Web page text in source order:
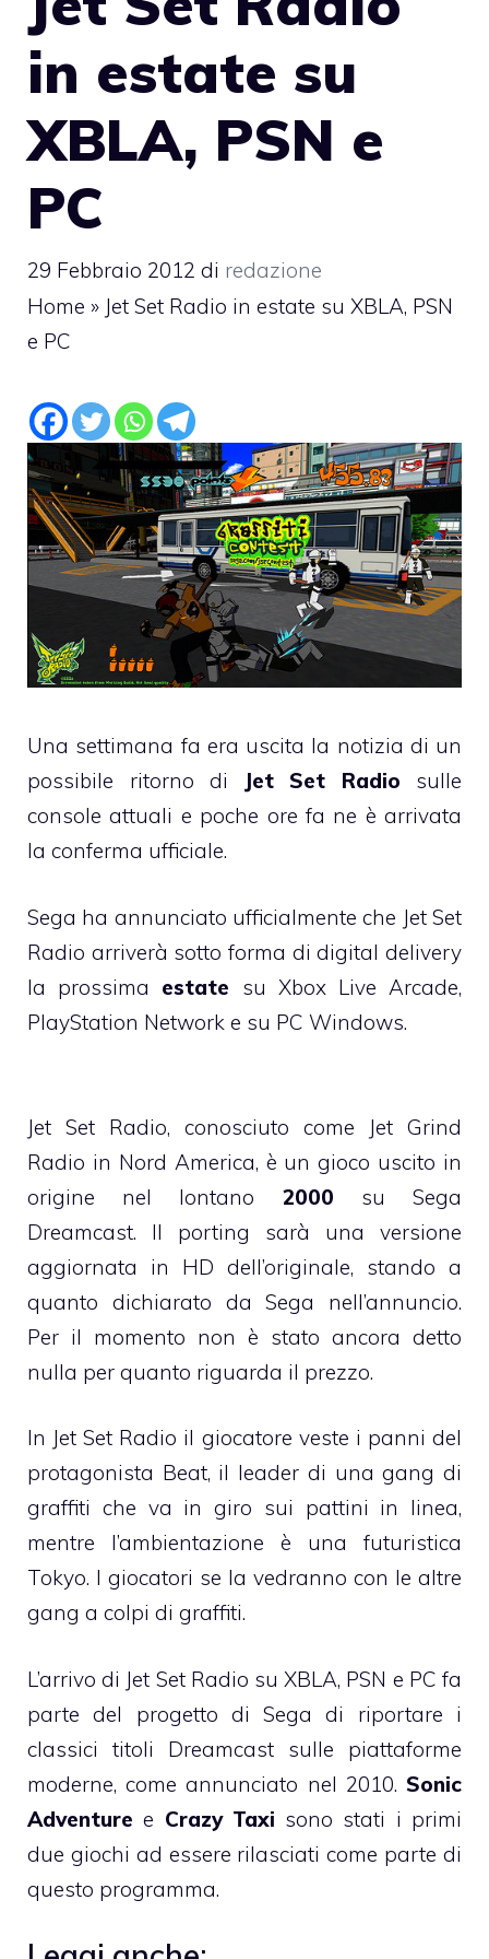
in estate su
XBLA, PSN e
PC
29 Febbraio 2012 di redazione
Home » Jet Set Radio in estate su XBLA, PSN
e PC
Una settimana fa era uscita la notizia di un
possibile ritorno di
Jet Set Radio sulle
console attuali e poche ore fa ne è arrivata
la conferma ufficiale.
Sega ha annunciato ufficialmente che Jet Set
Radio arriverà sotto forma di digital delivery
la prossima estate su Xbox Live Arcade,
PlayStation Network e su PC Windows.
Jet Set Radio, conosciuto come Jet Grind
Radio in Nord America, è un gioco uscito in
origine nel lontano 2000 su Sega
Dreamcast. Il porting sarà una versione
aggiornata in HD dell’originale, stando a
quanto dichiarato da Sega nell’annuncio.
Per il momento non è stato ancora detto
nulla per quanto riguarda il prezzo.
In Jet Set Radio il giocatore veste i panni del
protagonista Beat, il leader di una gang di
graffiti che va in giro sui pattini in linea,
mentre l’ambientazione è una futuristica
Tokyo. I giocatori se la vedranno con le altre
gang a colpi di graffiti.
L’arrivo di Jet Set Radio su XBLA, PSN e PC fa
parte del progetto di Sega di riportare i
classici titoli Dreamcast sulle piattaforme
moderne, come annunciato nel 2010. Sonic
Adventure e Crazy Taxi sono stati i primi
due giochi ad essere rilasciati come parte di
questo programma.